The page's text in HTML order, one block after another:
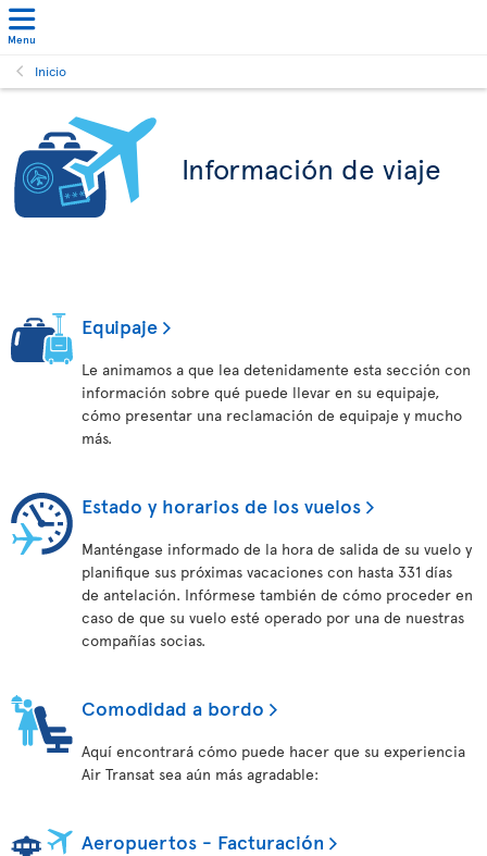
Menu
Inicio
Información de viaje
Equipaje
Le animamos a que lea detenidamente esta sección con
información sobre qué puede llevar en su equipaje,
cómo presentar una reclamación de equipaje y mucho
más.
Estado y horarios de los vuelos
Manténgase informado de la hora de salida de su vuelo y
planifique sus próximas vacaciones con hasta 331 días
de antelación. Infórmese también de cómo proceder en
caso de que su vuelo esté operado por una de nuestras
compañías socias.
Comodidad a bordo
Aquí encontrará cómo puede hacer que su experiencia
Air Transat sea aún más agradable:
Aeropuertos - Facturación